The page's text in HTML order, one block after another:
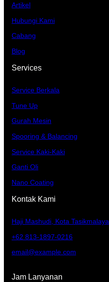
Artikel
Hubungi Kami
Cabang
Blog
Services
Service Berkala
Tune Up
Gurah Mesin
Spooring & Balancing
Service Kaki-Kaki
Ganti Oli
Nano Coating
Kontak Kami
Haji Mashudi, Kota Tasikmalaya
+62 813-1897-0216
email@example.com
Jam Lanyanan